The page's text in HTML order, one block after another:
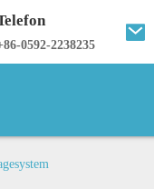
86-0592-2238235